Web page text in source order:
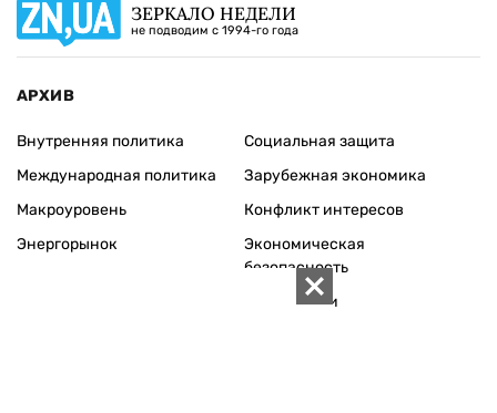
ЗЕРКАЛО НЕДЕЛИ
не подводим с 1994-го года
АРХИВ
Внутренняя политика
Международная политика
Макроуровень
Энергорынок
Социальная защита
Зарубежная экономика
Конфликт интересов
Экономическая
безопасность
Персоналии